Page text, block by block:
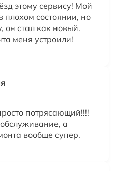
этому сервису! Мой
плохом состоянии, но
он стал как новый.
меня устроили!
потрясающий!!!!
а
вообще супер.